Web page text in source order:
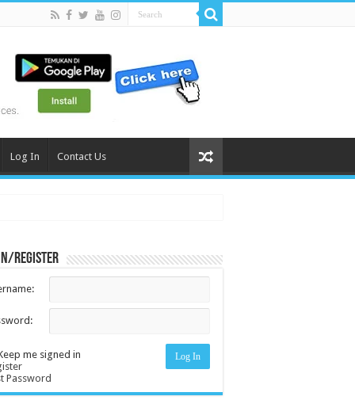
Log In Contact Us
register
me signed in Log In
Password